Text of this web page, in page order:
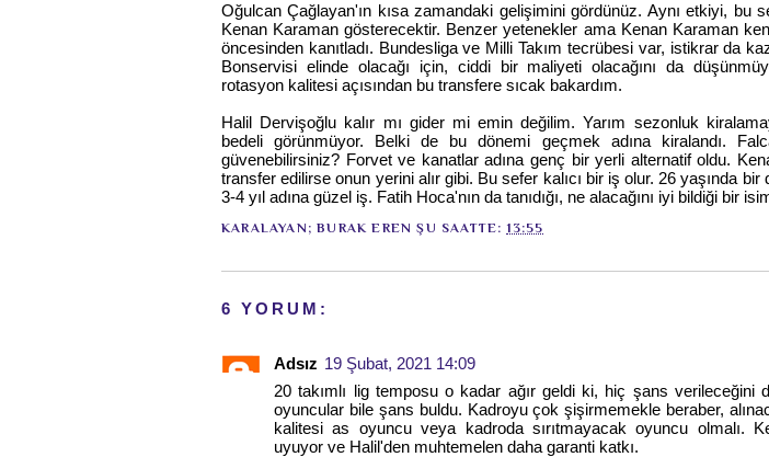
Oğulcan Çağlayan'ın kısa zamandaki gelişimini gördünüz. Aynı etkiyi, bu
Kenan Karaman gösterecektir. Benzer yetenekler ama Kenan Karaman
öncesinden kanıtladı. Bundesliga ve Milli Takım tecrübesi var, istikrar da
Bonservisi elinde olacağı için, ciddi bir maliyeti olacağını da
rotasyon kalitesi açısından bu transfere sıcak bakardım.
Halil Dervişoğlu kalır mı gider mi emin değilim. Yarım sezonluk
bedeli görünmüyor. Belki de bu dönemi geçmek adına kiralandı.
güvenebilirsiniz? Forvet ve kanatlar adına genç bir yerli alternatif oldu.
transfer edilirse onun yerini alır gibi. Bu sefer kalıcı bir iş olur. 26 yaşında
3-4 yıl adına güzel iş. Fatih Hoca'nın da tanıdığı, ne alacağını iyi bildiği bir
KARALAYAN;BURAK EREN ŞU SAATTE:13:55
6 YORUM:
Adsız 19 Şubat, 2021 14:09
20 takımlı lig temposu o kadar ağır geldi ki, hiç şans verileceğini
oyuncular bile şans buldu. Kadroyu çok şişirmemekle beraber,
kalitesi as oyuncu veya kadroda sırıtmayacak oyuncu olmalı.
uyuyor ve Halil'den muhtemelen daha garanti katkı.